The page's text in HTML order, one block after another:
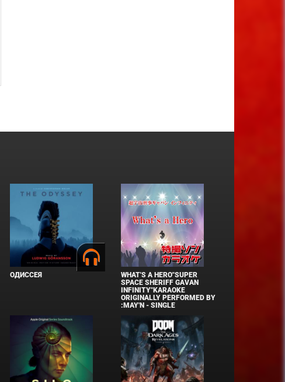
ОДИССЕЯ
WHAT'S A HERO"SUPER
SPACE SHERIFF GAVAN
INFINITY"KARAOKE
ORIGINALLY PERFORMED BY
:MAY'N - SINGLE